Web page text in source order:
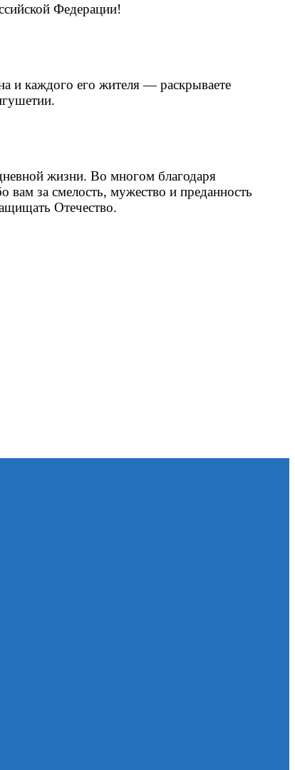
Федерации!
и каждого его жителя — раскрываете
жизни. Во многом благодаря
вам за смелость, мужество и преданность
Отечество.